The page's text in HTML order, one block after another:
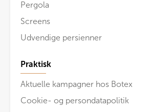
Pergola
Screens
Udvendige persienner
Praktisk
Aktuelle kampagner hos Botex
Cookie- og persondatapolitik